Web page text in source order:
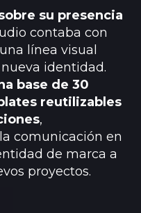
su presencia
contaba con
línea visual
identidad.
base de 30
reutilizables
,
comunicación en
de marca a
proyectos.